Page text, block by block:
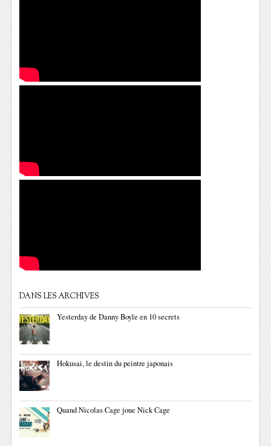
DANS LES ARCHIVES
Yesterday de Danny Boyle en 10 secrets
Hokusai, le destin du peintre japonais
Quand Nicolas Cage joue Nick Cage